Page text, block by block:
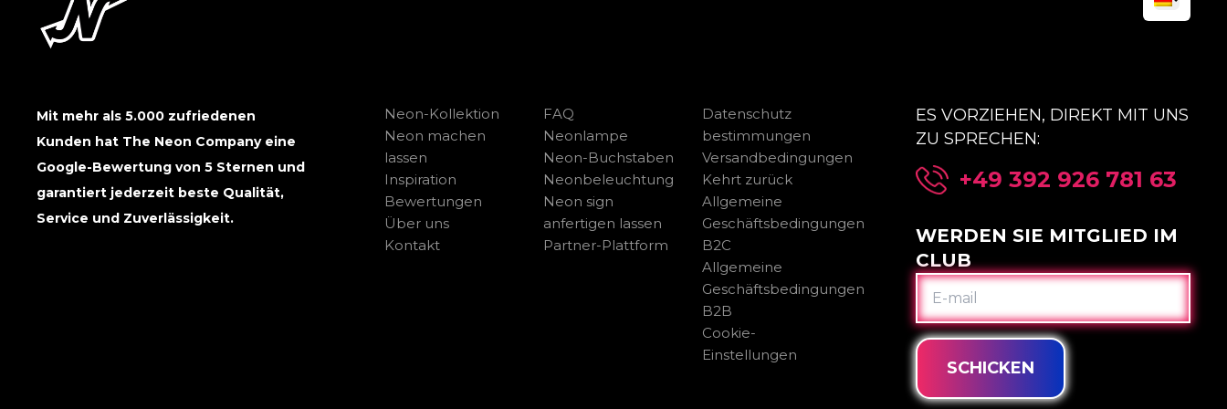
Mit mehr als 5.000 zufriedenen
Kunden hat The Neon Company eine
Google-Bewertung von 5 Sternen und
garantiert jederzeit beste Qualität,
Service und Zuverlässigkeit.
Neon-Kollektion
Neon machen
lassen
Inspiration
Bewertungen
Über uns
Kontakt
FAQ
Neonlampe
Neon-Buchstaben
Neonbeleuchtung
Neon sign
anfertigen lassen
Partner-Plattform
Datenschutz
bestimmungen
Versandbedingungen
Kehrt zurück
Allgemeine
Geschäftsbedingungen
B2C
Allgemeine
Geschäftsbedingungen
B2B
Cookie-
Einstellungen
ES VORZIEHEN, DIREKT MIT UNS
ZU SPRECHEN:
+49 392 926 781 63
WERDEN SIE MITGLIED IM
CLUB
E-
MAIL
SCHICKEN